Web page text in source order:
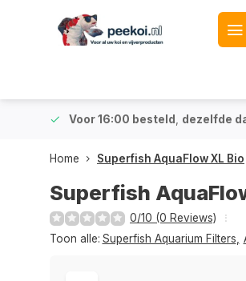
Voor 16:00 besteld dezelfde
Home Superfish AquaFlow XL Bio
Superfish
0/10 (0 Reviews)
Toon alle: Superfish Aquarium Filters